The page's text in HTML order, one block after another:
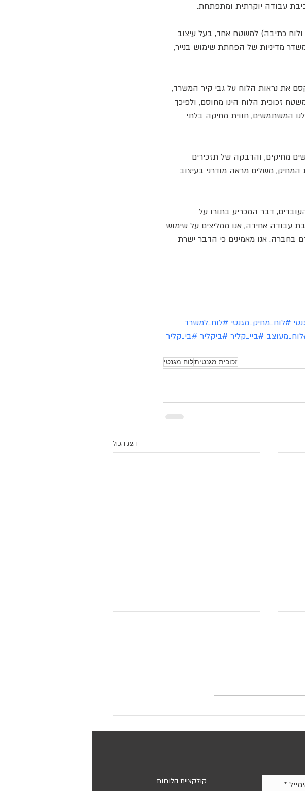
ולוח כתיבה) למשטח אחד, בעל עיצוב
מדיניות של הפחתת שימוש בנייר,
את נראות הלוח על גבי קיר המשרד,
זכוכית הלוח הינו מחוסם, ולפיכך
המשתמשים, חווית מחיקה בלתי
מחיקים, והדבקה של תזכירים
המחיק, משלים מראה מודרני בעיצוב
דבר המכריע בתורו על
עבודה אחידה, אנו ממליצים על שימוש
אנו מאמינים כי הדבר ישרת
#לוח_מחיק_מגנטי #לוח_למשרד
#ביי_קליר #ביקליר #בי_קליר
זכוכית מגנטיתלוח מגנטי
הצג הכול
קולקציית הלוחות